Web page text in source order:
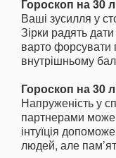
Гороскоп на 30
Ваші зусилля у
Зірки радять
варто форсувати
внутрішньому
Гороскоп на 30
Напруженість у
партнерами може
інтуїція
людей, але